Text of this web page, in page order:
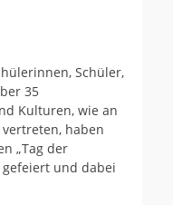
Schüler,
35
Kulturen, wie an
haben
„Tag der
und dabei